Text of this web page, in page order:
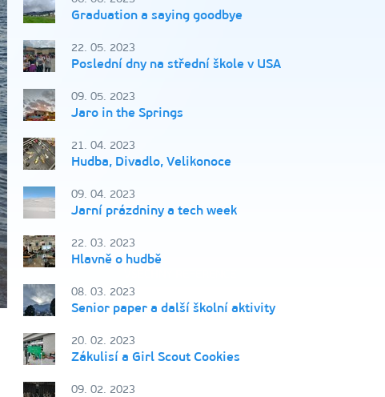
Graduation a saying goodbye
22. 05. 2023
Poslední dny na střední škole v USA
09. 05. 2023
Jaro in the Springs
21. 04. 2023
Hudba, Divadlo, Velikonoce
09. 04. 2023
Jarní prázdniny a tech week
22. 03. 2023
Hlavně o hudbě
08. 03. 2023
Senior paper a další školní aktivity
20. 02. 2023
Zákulisí a Girl Scout Cookies
09. 02. 2023